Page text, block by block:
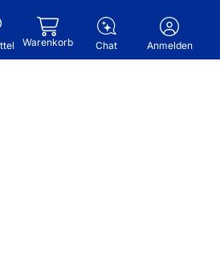
Warenkorb Chat Anmelden